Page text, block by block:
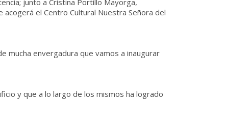
junto a Cristina Portillo Mayorga,
el Centro Cultural Nuestra Señora del
mucha envergadura que vamos a inaugurar
y que a lo largo de los mismos ha logrado